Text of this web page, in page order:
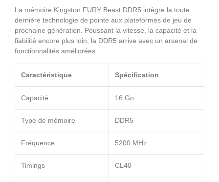
La mémoire Kingston FURY Beast DDR5 intègre la toute
dernière technologie de pointe aux plateformes de jeu de
prochaine génération. Poussant la vitesse, la capacité et la
fiabilité encore plus loin, la DDR5 arrive avec un arsenal de
fonctionnalités améliorées.
Caractéristique Spécification
Capacité 16 Go
Type de mémoire DDR5
Fréquence 5200 MHz
Timings CL40